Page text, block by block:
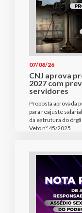
07/08/26
CNJ aprova
2027 com
servidores
Proposta aprovada
para reajuste
da estrutura do
Veto nº 45/2025